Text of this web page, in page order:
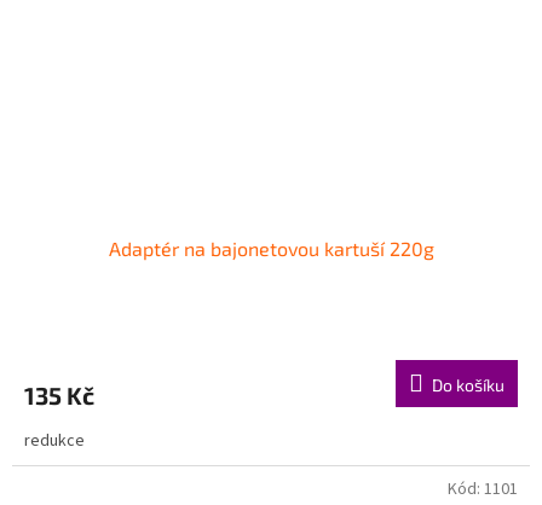
Adaptér na bajonetovou kartuší 220g
135 Kč Do košíku
redukce
Kód: 1101